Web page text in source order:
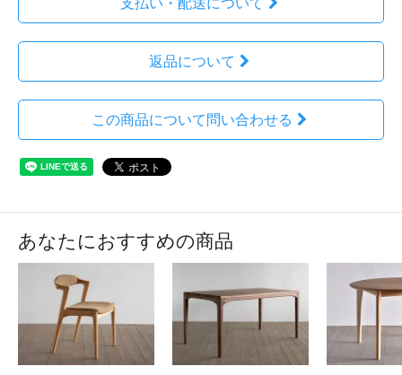
支払い・配送について
返品について
この商品について問い合わせる
あなたにおすすめの商品